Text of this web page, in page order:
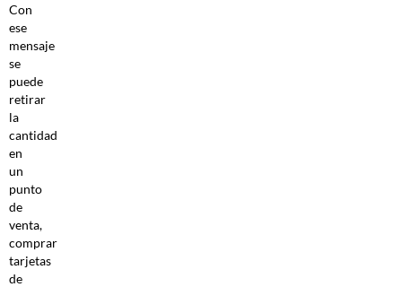
Con
ese
mensaje
se
puede
retirar
la
cantidad
en
un
punto
de
venta,
comprar
tarjetas
de